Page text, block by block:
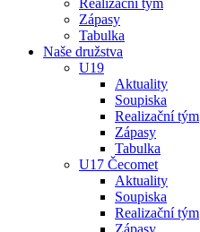
Realizační tým
Zápasy
Tabulka
Naše družstva
U19
Aktuality
Soupiska
Realizační tým
Zápasy
Tabulka
U17 Čecomet
Aktuality
Soupiska
Realizační tým
Zápasy